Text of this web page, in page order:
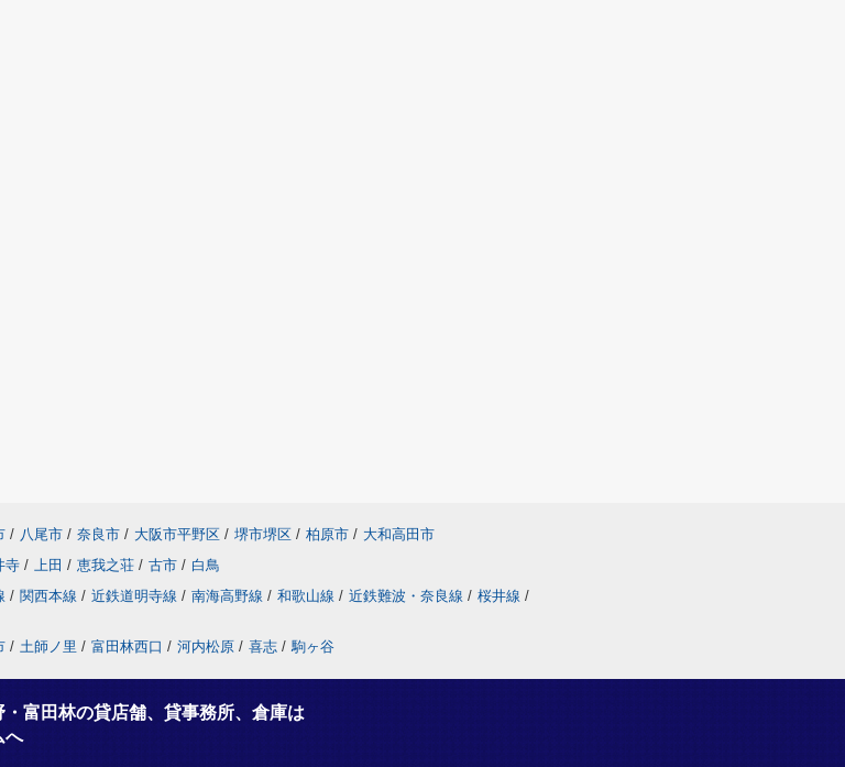
/ 八尾市 / 奈良市 / 大阪市平野区 / 堺市堺区 / 柏原市 / 大和高田市
寺 / 上田 / 恵我之荘 / 古市 / 白鳥
/ 関西本線 / 近鉄道明寺線 / 南海高野線 / 和歌山線 / 近鉄難波・奈良線 / 桜井線 /
/ 土師ノ里 / 富田林西口 / 河内松原 / 喜志 / 駒ヶ谷
富田林の貸店舗、貸事務所、倉庫は
へ